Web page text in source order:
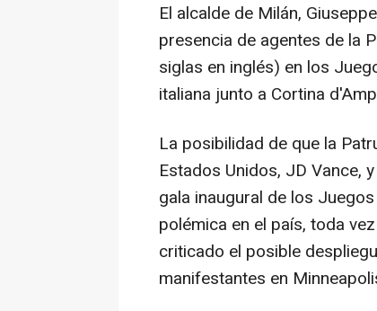
El alcalde de Milán,
presencia de agentes de la
siglas en inglés) en los
italiana junto a Cortina
La posibilidad de que la
Estados Unidos, JD Vance,
gala inaugural de los
polémica en el país, toda
criticado el posible
manifestantes en